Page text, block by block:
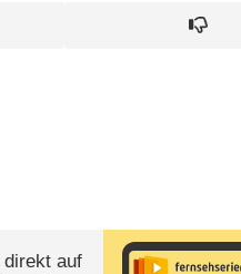
direkt auf